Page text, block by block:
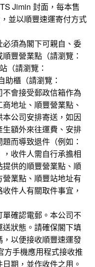
Jimin 封面，每本售
並以順豐速運寄付方式
須為閣下可親自、委
豐營業點（請瀏覽：
（請瀏覽：
助櫃（請瀏覽：
不會接受郵政信箱作為
地址、順豐營業點、
公司安排寄送，如因
額外來往運費、安排
而導致退件（例如：
收件人需自行承擔相
供的順豐營業點、順
業點、順豐站地址有
件人有關取件事宜，
確認電郵。本公司不
狀態。請確保閣下填
以便接收順豐速運發
方手機應用程式接收推
期，並作收件之用。